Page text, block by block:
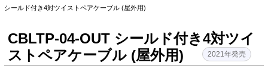
各種ダウンロード
シールド付き4対ツイストペアケーブル (屋外用)
CBLTP-04-OUT シールド付き4対ツイ
ストペアケーブル (屋外用)
2021年発売